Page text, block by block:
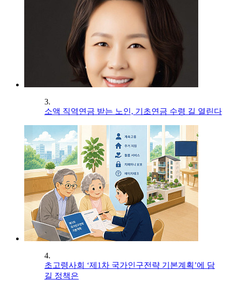
3.
소액 직역연금 받는 노인, 기초연금 수령 길 열린다
4.
초고령사회 ‘제1차 국가인구전략 기본계획’에 담
길 정책은